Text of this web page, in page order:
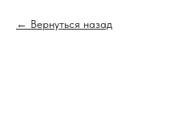
Вернуться назад